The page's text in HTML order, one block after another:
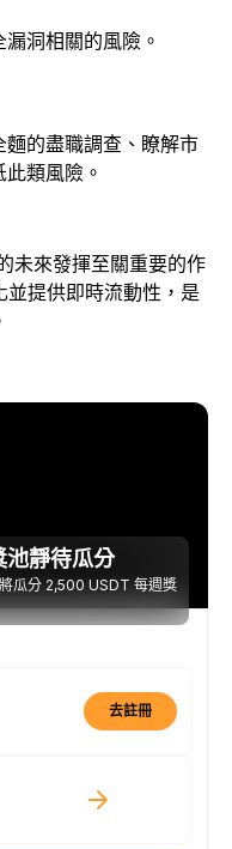
洞相關的風險。
的盡職調查、瞭解市
類風險。
未來發揮至關重要的作
提供即時流動性，是
池靜待瓜分
瓜分 2,500 USDT 每週獎
去註冊